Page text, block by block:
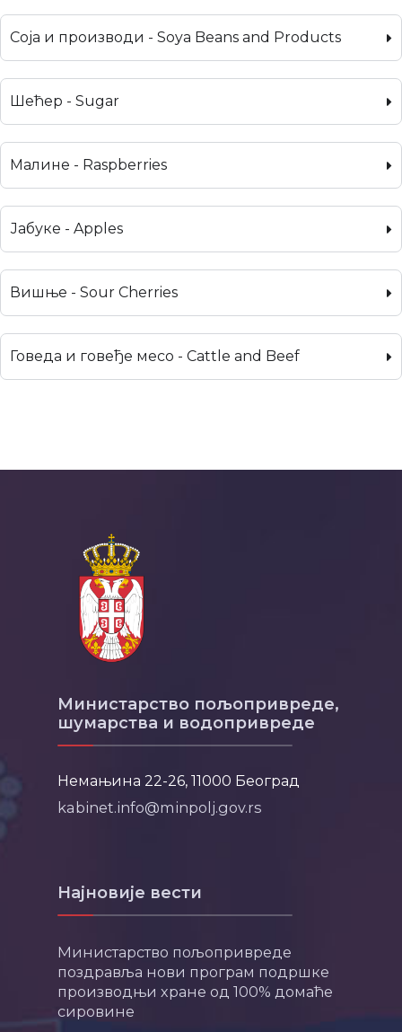
Соја и производи - Soya Beans and Products
Шећер - Sugar
Малине - Raspberries
Јабуке - Apples
Вишње - Sour Cherries
Говеда и говеђе месо - Cattle and Beef
Министарство пољопривреде,
шумарства и водопривреде
Немањина 22-26, 11000 Београд
kabinet.info@minpolj.gov.rs
Најновије вести
Министарство пољопривреде
поздравља нови програм подршке
производњи хране од 100% домаће
сировине